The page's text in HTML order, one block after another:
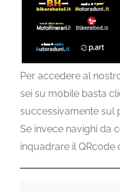
Per accedere al
sei su mobile basta
successivamente sul
Se invece navighi da
inquadrare il QRcode